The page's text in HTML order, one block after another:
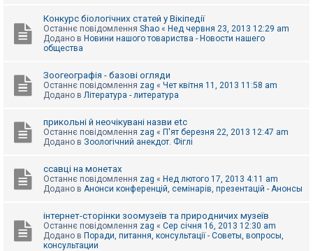
ш
к
м
г
Конкурс біологічних статей у Вікіпедії
Останнє повідомлення Shao « Нед червня 23, 2013 12:29 am
Додано в Новини нашого товариства - Новости нашего
общества
Зоогеографія - базові огляди
Останнє повідомлення zag « Чет квітня 11, 2013 11:58 am
Додано в Література - литература
прикольні й неочікувані назви etc
Останнє повідомлення zag « П'ят березня 22, 2013 12:47 am
Додано в Зоологічний анекдот. Фіглі
ссавці на монетах
Останнє повідомлення zag « Нед лютого 17, 2013 4:11 am
Додано в Анонси конференцій, семінарів, презентацій - Анонсы
інтернет-сторінки зоомузеїв та природничих музеїв
Останнє повідомлення zag « Сер січня 16, 2013 12:30 am
Додано в Поради, питання, консультації - Советы, вопросы,
консультации